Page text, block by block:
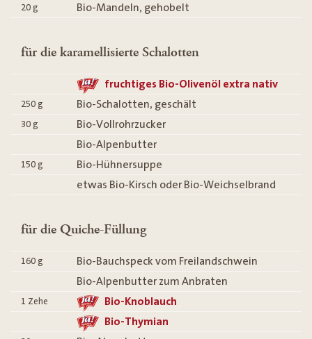
20 g Bio-Mandeln, gehobelt
für die karamellisierte Schalotten
fruchtiges Bio-Olivenöl extra nativ
250 g Bio-Schalotten, geschält
30 g
Bio-Vollrohrzucker
Bio-Alpenbutter
150 g
Bio-Hühnersuppe
etwas Bio-Kirsch oder Bio-Weichselbrand
für die Quiche-Füllung
160 g
Bio-Bauchspeck vom Freilandschwein
Bio-Alpenbutter zum Anbraten
1 Zehe
Bio-Knoblauch
Bio-Thymian